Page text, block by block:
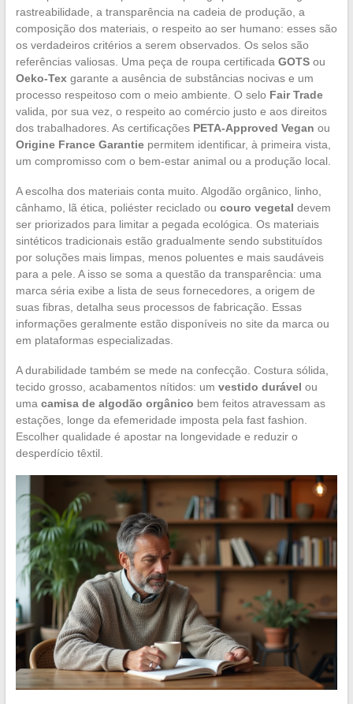
rastreabilidade, a transparência na cadeia de produção, a
composição dos materiais, o respeito ao ser humano: esses são
os verdadeiros critérios a serem observados. Os selos são
referências valiosas. Uma peça de roupa certificada GOTSou
Oeko-Texgarante a ausência de substâncias nocivas e um
processo respeitoso com o meio ambiente. O selo Fair Trade
valida, por sua vez, o respeito ao comércio justo e aos direitos
dos trabalhadores. As certificações PETA-Approved Vegan ou
Origine France Garantiepermitem identificar, à primeira vista,
um compromisso com o bem-estar animal ou a produção local.
A escolha dos materiais conta muito. Algodão orgânico, linho,
cânhamo, lã ética, poliéster reciclado ou couro vegetal devem
ser priorizados para limitar a pegada ecológica. Os materiais
sintéticos tradicionais estão gradualmente sendo substituídos
por soluções mais limpas, menos poluentes e mais saudáveis
para a pele. A isso se soma a questão da transparência: uma
marca séria exibe a lista de seus fornecedores, a origem de
suas fibras, detalha seus processos de fabricação. Essas
informações geralmente estão disponíveis no site da marca ou
em plataformas especializadas.
A durabilidade também se mede na confecção. Costura sólida,
tecido grosso, acabamentos nítidos: um vestido durável ou
uma camisa de algodão orgânico bem feitos atravessam as
estações, longe da efemeridade imposta pela fast fashion.
Escolher qualidade é apostar na longevidade e reduzir o
desperdício têxtil.